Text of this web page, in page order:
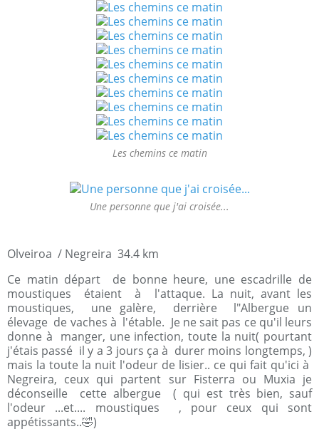
Les chemins ce matin
Une personne que j'ai croisée...
Olveiroa / Negreira 34.4 km
Ce matin départ de bonne heure, une escadrille de
moustiques étaient à l'attaque. La nuit, avant les
moustiques, une galère, derrière l"Albergue un
élevage de vaches à l'étable. Je ne sait pas ce qu'il leurs
donne à manger, une infection, toute la nuit( pourtant
j'étais passé il y a 3 jours ça à durer moins longtemps, )
mais la toute la nuit l'odeur de lisier.. ce qui fait qu'ici à
Negreira, ceux qui partent sur Fisterra ou Muxia je
déconseille cette albergue ( qui est très bien, sauf
l'odeur ...et.... moustiques , pour ceux qui sont
appétissants..🤣)